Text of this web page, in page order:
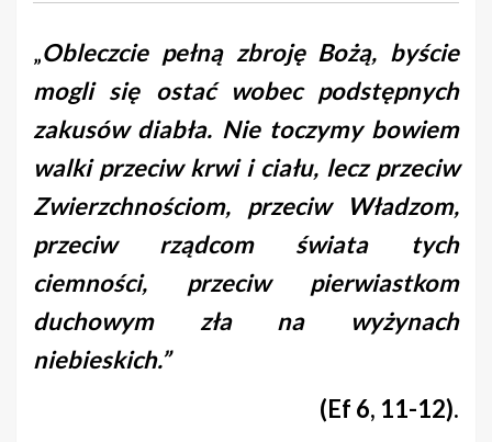
„Obleczcie pełną zbroję Bożą, byście
mogli się ostać wobec podstępnych
zakusów diabła. Nie toczymy bowiem
walki przeciw krwi i ciału, lecz przeciw
Zwierzchnościom, przeciw Władzom,
przeciw rządcom świata tych
ciemności, przeciw pierwiastkom
duchowym zła na wyżynach
niebieskich.”
(Ef 6, 11-12).